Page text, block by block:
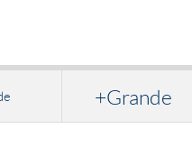
+Grande